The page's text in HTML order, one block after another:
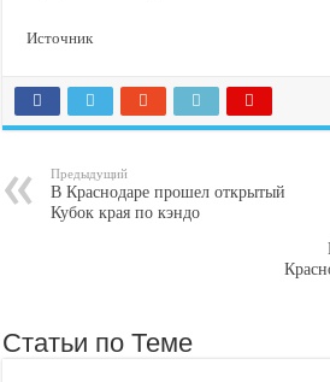
Источник
Предыдущий
В Краснодаре прошел открытый
Кубок края по кэндо
Статьи по Теме